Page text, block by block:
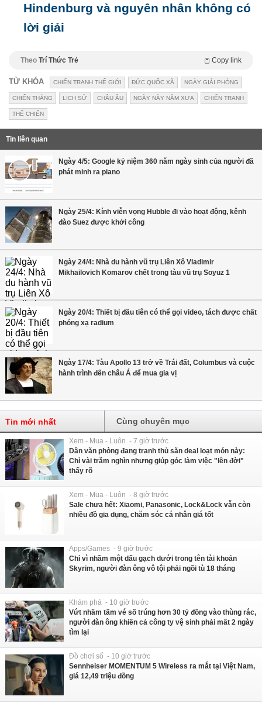
Hindenburg và nguyên nhân không có
lời giải
Theo Trí Thức Trẻ Copy link
TỪ KHÓA CHIẾN TRANH THẾ GIỚI ĐỨC QUỐC XÃ NGÀY GIẢI PHÓNG
CHIẾN THẮNG LỊCH SỬ CHÂU ÂU NGÀY NÀY NĂM XƯA CHIẾN TRANH
THẾ CHIẾN
Tin liên quan
Ngày 4/5: Google kỷ niệm 360 năm ngày sinh của người đã
phát minh ra piano
Ngày 25/4: Kính viễn vọng Hubble đi vào hoạt động, kênh
đào Suez được khởi công
Ngày 24/4: Nhà du hành vũ trụ Liên Xô Vladimir
Mikhailovich Komarov chết trong tàu vũ trụ Soyuz 1
Ngày 20/4: Thiết bị đầu tiên có thể gọi video, tách được chất
phóng xạ radium
Ngày 17/4: Tàu Apollo 13 trở về Trái đất, Columbus và cuộc
hành trình đến châu Á để mua gia vị
Tin mới nhất Cùng chuyên mục
Xem - Mua - Luôn - 7 giờ trước
Dân văn phòng đang tranh thủ săn deal loạt món này:
Chỉ vài trăm nghìn nhưng giúp góc làm việc "lên đời"
thấy rõ
Xem - Mua - Luôn - 8 giờ trước
Sale chưa hết: Xiaomi, Panasonic, Lock&Lock vẫn còn
nhiều đồ gia dụng, chăm sóc cá nhân giá tốt
Apps/Games - 9 giờ trước
Chỉ vì nhầm một dấu gạch dưới trong tên tài khoản
Skyrim, người đàn ông vô tội phải ngồi tù 18 tháng
Khám phá - 10 giờ trước
Vứt nhầm tấm vé số trúng hơn 30 tỷ đồng vào thùng rác,
người đàn ông khiến cả công ty vệ sinh phải mất 2 ngày
tìm lại
Đồ chơi số - 10 giờ trước
Sennheiser MOMENTUM 5 Wireless ra mắt tại Việt Nam,
giá 12,49 triệu đồng